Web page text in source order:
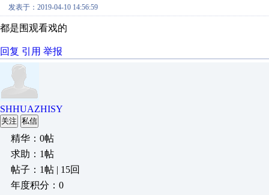
发表于：2019-04-10 14:56:59
都是围观看戏的
回复 引用 举报
SHHUAZHISY
关注 私信
精华：0帖
求助：1帖
帖子：1帖 | 15回
年度积分：0